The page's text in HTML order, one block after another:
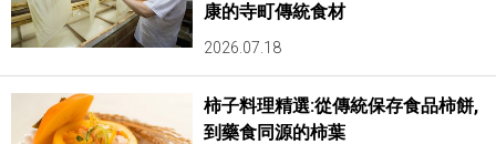
康的寺町傳統食材
2026.07.18
柿子料理精選:從傳統保存食品柿餅,
到藥食同源的柿葉